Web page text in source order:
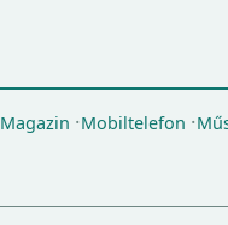
Magazin Mobiltelefon